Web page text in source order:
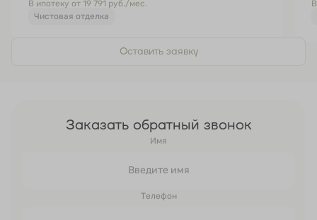
В ипотеку от 19 791 руб./мес.
Чистовая отделка
Оставить заявку
Заказать обратный звонок
Имя
Телефон